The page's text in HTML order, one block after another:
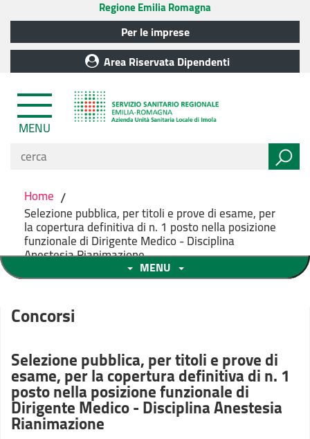
Regione Emilia Romagna
Per le imprese
Area Riservata Dipendenti
MENU
Home /
Selezione pubblica, per titoli e prove di esame, per
la copertura definitiva di n. 1 posto nella posizione
funzionale di Dirigente Medico - Disciplina
Anestesia Rianimazione
MENU
Concorsi
Selezione pubblica, per titoli e prove di
esame, per la copertura definitiva di n. 1
posto nella posizione funzionale di
Dirigente Medico - Disciplina Anestesia
Rianimazione